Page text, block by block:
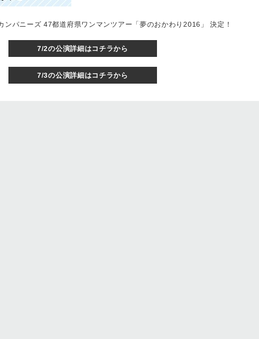
パニーズ 47都道府県ワンマンツアー「夢のおかわり2016」 決定！
7/2の公演詳細はコチラから
7/3の公演詳細はコチラから